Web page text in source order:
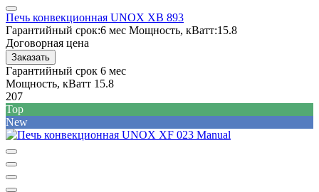
Печь конвекционная UNOX XB 893
Гарантийный срок:6 мес Мощность, кВатт:15.8
Договорная цена
Заказать
Гарантийный срок 6 мес
Мощность, кВатт 15.8
207
Top
New